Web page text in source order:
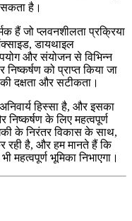
है।
हैं जो प्लवनशीलता प्रक्रिया
डायथाइल
और संयोजन से विभिन्न
को प्राप्त किया जा
दक्षता और सटीकता।
हिस्सा है, और इसका
के लिए महत्वपूर्ण
के निरंतर विकास के साथ,
रही है, और हम मानते हैं कि
महत्वपूर्ण भूमिका निभाएगा।